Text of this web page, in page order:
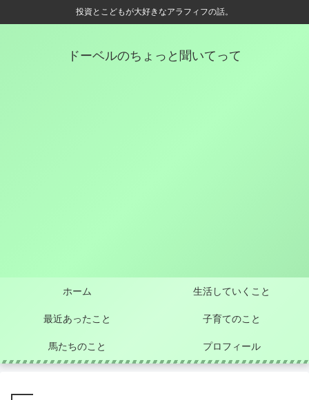
投資とこどもが大好きなアラフィフの話。
ドーベルのちょっと聞いてって
ホーム 生活していくこと
最近あったこと 子育てのこと
馬たちのこと プロフィール